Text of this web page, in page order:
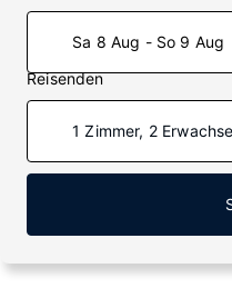
Sa 8 Aug - So 9 Aug
Reisenden
1 Zimmer, 2